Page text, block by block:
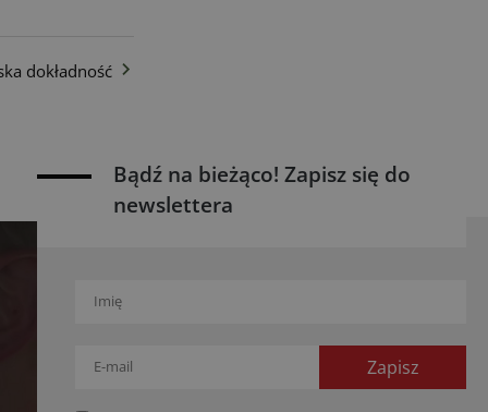
dokładność
Bądź na bieżąco! Zapisz się do
newslettera